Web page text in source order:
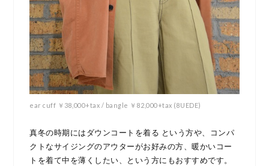
ear cuff ￥38,000+tax / bangle ￥82,000+tax (8UEDE)
真冬の時期にはダウンコートを着る という方や、コンパ
クトなサイジングのアウターがお好みの方、暖かいコー
トを着て中を薄くしたい、という方にもおすすめです。